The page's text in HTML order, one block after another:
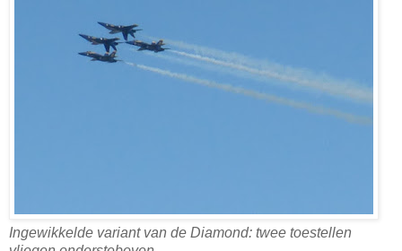
Ingewikkelde variant van de Diamond: twee toestellen